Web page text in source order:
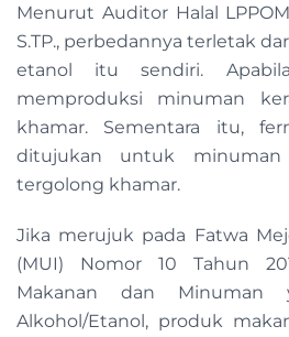
Menurut Auditor Halal
S.TP., perbedannya terletak
etanol itu sendiri.
memproduksi minuman
khamar. Sementara itu,
ditujukan untuk
tergolong khamar.
Jika merujuk pada Fatwa
(MUI) Nomor 10 Tahun
Makanan dan Minuman
Alkohol/Etanol, produk